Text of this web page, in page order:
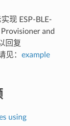
现 ESP-BLE-
and
回复
见： example
using